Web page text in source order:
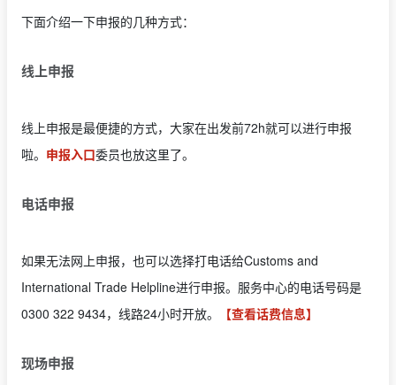
下面介绍一下申报的几种方式：
线上申报
线上申报是最便捷的方式，大家在出发前72h就可以进行申报
啦。 申报入口委员也放这里了。
电话申报
如果无法网上申报，也可以选择打电话给Customs and
International Trade Helpline进行申报。服务中心的电话号码是
0300 322 9434，线路24小时开放。
【查看话费信息】
现场申报